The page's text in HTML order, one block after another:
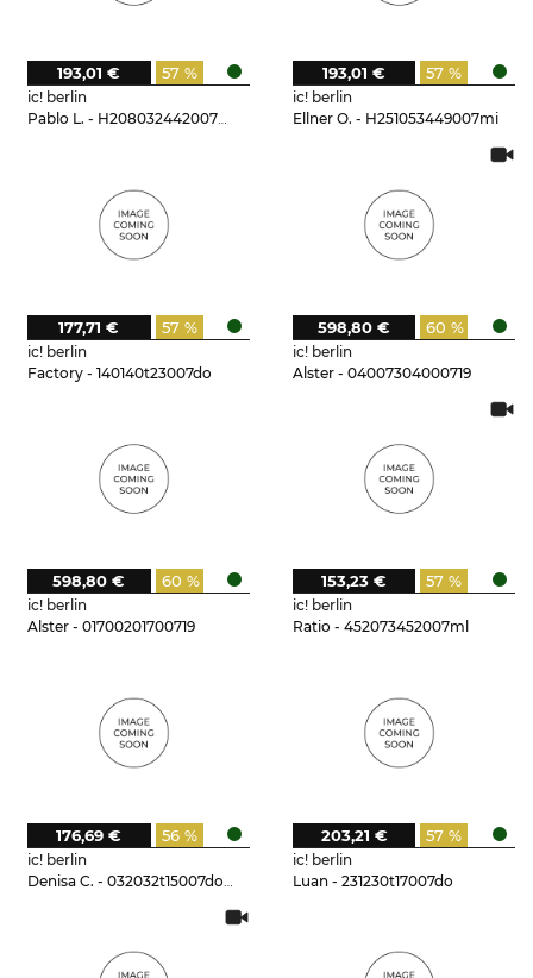
ic! berlin
Pablo L. - H208032442007mi
57 %
193,01 €
ic! berlin
Ellner O. - H251053449007mi
57 %
193,01 €
ic! berlin
Factory - 140140t23007do
57 %
177,71 €
ic! berlin
Alster - 04007304000719
60 %
598,80 €
ic! berlin
Alster - 01700201700719
60 %
598,80 €
ic! berlin
Ratio - 452073452007ml
57 %
153,23 €
ic! berlin
Denisa C. - 032032t15007dogr
56 %
176,69 €
ic! berlin
Luan - 231230t17007do
57 %
203,21 €